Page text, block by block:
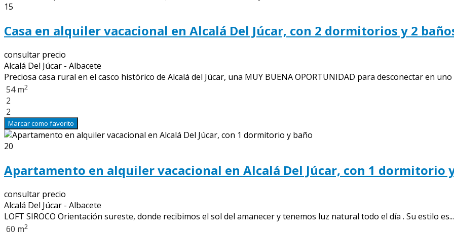
15
Casa en alquiler vacacional en Alcalá Del Júcar, con 2 dormitorios y 2
consultar precio
Alcalá Del Júcar - Albacete
Preciosa casa rural en el casco histórico de Alcalá del Júcar, una MUY BUENA OPORTUNIDAD para desconectar en uno
54 m2
2
2
Marcar como favorito
20
Apartamento en alquiler vacacional en Alcalá Del Júcar, con 1 dormitorio
consultar precio
Alcalá Del Júcar - Albacete
LOFT SIROCO Orientación sureste, donde recibimos el sol del amanecer y tenemos luz natural todo el día . Su estilo es...
60 m2